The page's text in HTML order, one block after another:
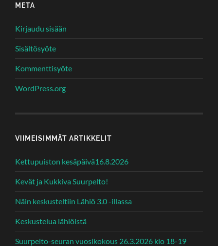
META
Kirjaudu sisään
Sisältösyöte
Kommenttisyöte
WordPress.org
VIIMEISIMMÄT ARTIKKELIT
Kettupuiston kesäpäivä16.8.2026
Kevät ja Kukkiva Suurpelto!
Näin keskusteltiin Lähiö 3.0 -illassa
Keskustelua lähiöistä
Suurpelto-seuran vuosikokous 26.3.2026 klo 18-19